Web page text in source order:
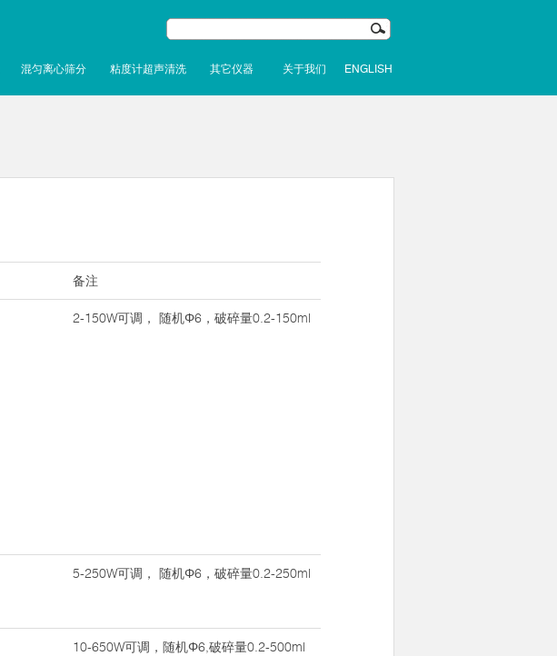
混匀离心筛分 粘度计超声清洗 其它仪器 关于我们 ENGLISH
备注
2-150W可调， 随机Φ6，破碎量0.2-150ml
5-250W可调， 随机Φ6，破碎量0.2-250ml
10-650W可调，随机Φ6,破碎量0.2-500ml